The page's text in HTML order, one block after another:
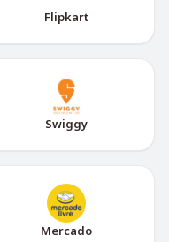
Flipkart
Swiggy
Mercado